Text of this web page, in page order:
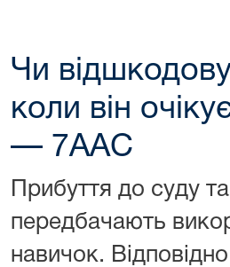
Чи
коли він
— 7ААС
Прибуття до суду
передбачають
навичок.